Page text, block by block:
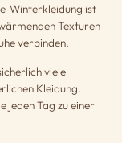
Winterkleidung ist
Texturen
verbinden.
viele
Kleidung.
jeden Tag zu einer